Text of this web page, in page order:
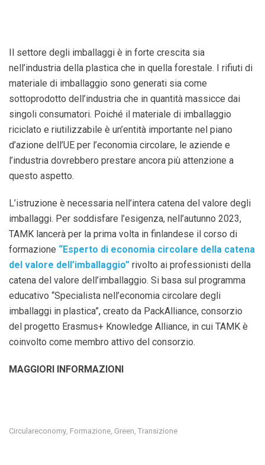
Il settore degli imballaggi è in forte crescita sia
nell’industria della plastica che in quella forestale. I rifiuti di
materiale di imballaggio sono generati sia come
sottoprodotto dell’industria che in quantità massicce dai
singoli consumatori. Poiché il materiale di imballaggio
riciclato e riutilizzabile è un’entità importante nel piano
d’azione dell’UE per l’economia circolare, le aziende e
l’industria dovrebbero prestare ancora più attenzione a
questo aspetto.
L’istruzione è necessaria nell’intera catena del valore degli
imballaggi. Per soddisfare l’esigenza, nell’autunno 2023,
TAMK lancerà per la prima volta in finlandese il corso di
formazione “Esperto di economia circolare della catena
del valore dell’imballaggio” rivolto ai professionisti della
catena del valore dell’imballaggio. Si basa sul programma
educativo “Specialista nell’economia circolare degli
imballaggi in plastica”, creato da PackAlliance, consorzio
del progetto Erasmus+ Knowledge Alliance, in cui TAMK è
coinvolto come membro attivo del consorzio.
MAGGIORI INFORMAZIONI
Circulareconomy Formazione Green Transizione